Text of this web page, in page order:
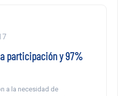
participación y 97%
a la necesidad de